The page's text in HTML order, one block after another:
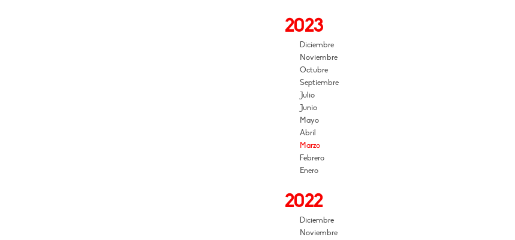
2023
Diciembre
Noviembre
Octubre
Septiembre
Julio
Junio
Mayo
Abril
Marzo
Febrero
Enero
2022
Diciembre
Noviembre